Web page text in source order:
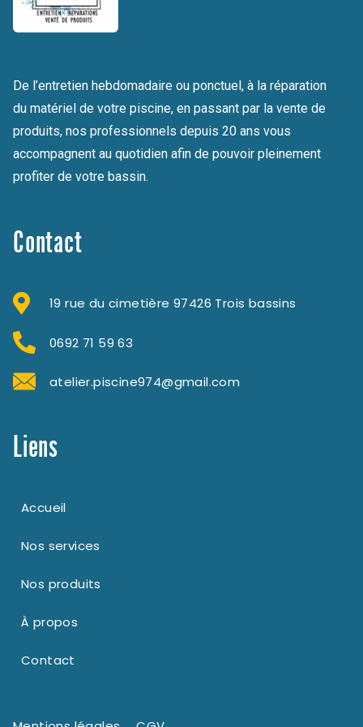
De l’entretien hebdomadaire ou ponctuel, à la réparation
du matériel de votre piscine, en passant par la vente de
produits, nos professionnels depuis 20 ans vous
accompagnent au quotidien afin de pouvoir pleinement
profiter de votre bassin.
Contact
19 rue du cimetière 97426 Trois bassins
0692 71 59 63
atelier.piscine974@gmail.com
Liens
Accueil
Nos services
Nos produits
À propos
Contact